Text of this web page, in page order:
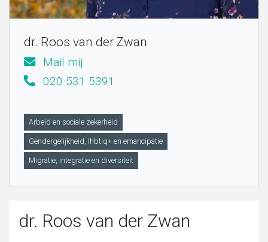
Onderwijs
Sociaal domein
Veiligheid en recht
dr. Roos van der Zwan
Mail mij
020 531 5391
Arbeid en sociale zekerheid
Gendergelijkheid, lhbtiq+ en emancipatie
Migratie, integratie en diversiteit
dr. Roos van der Zwan